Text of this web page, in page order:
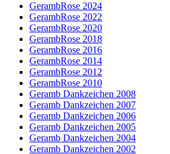
GerambRose 2024
GerambRose 2022
GerambRose 2020
GerambRose 2018
GerambRose 2016
GerambRose 2014
GerambRose 2012
GerambRose 2010
Geramb Dankzeichen 2008
Geramb Dankzeichen 2007
Geramb Dankzeichen 2006
Geramb Dankzeichen 2005
Geramb Dankzeichen 2004
Geramb Dankzeichen 2002